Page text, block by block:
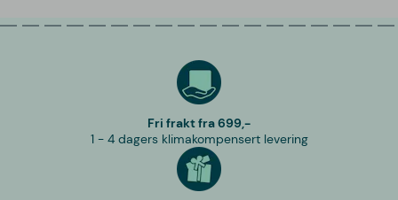
Fri frakt fra 699,-
1 - 4 dagers klimakompensert levering